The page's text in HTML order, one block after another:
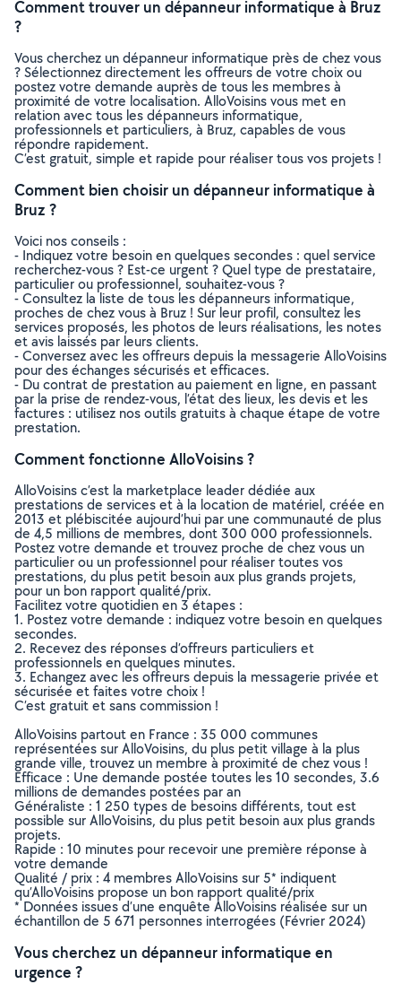
Comment trouver un dépanneur informatique à Bruz
?
Vous cherchez un dépanneur informatique près de chez vous
? Sélectionnez directement les offreurs de votre choix ou
postez votre demande auprès de tous les membres à
proximité de votre localisation. AlloVoisins vous met en
relation avec tous les dépanneurs informatique,
professionnels et particuliers, à Bruz, capables de vous
répondre rapidement.
C’est gratuit, simple et rapide pour réaliser tous vos projets !
Comment bien choisir un dépanneur informatique à
Bruz ?
Voici nos conseils :
- Indiquez votre besoin en quelques secondes : quel service
recherchez-vous ? Est-ce urgent ? Quel type de prestataire,
particulier ou professionnel, souhaitez-vous ?
- Consultez la liste de tous les dépanneurs informatique,
proches de chez vous à Bruz ! Sur leur profil, consultez les
services proposés, les photos de leurs réalisations, les notes
et avis laissés par leurs clients.
- Conversez avec les offreurs depuis la messagerie AlloVoisins
pour des échanges sécurisés et efficaces.
- Du contrat de prestation au paiement en ligne, en passant
par la prise de rendez-vous, l’état des lieux, les devis et les
factures : utilisez nos outils gratuits à chaque étape de votre
prestation.
Comment fonctionne AlloVoisins ?
AlloVoisins c’est la marketplace leader dédiée aux
prestations de services et à la location de matériel, créée en
2013 et plébiscitée aujourd’hui par une communauté de plus
de 4,5 millions de membres, dont 300 000 professionnels.
Postez votre demande et trouvez proche de chez vous un
particulier ou un professionnel pour réaliser toutes vos
prestations, du plus petit besoin aux plus grands projets,
pour un bon rapport qualité/prix.
Facilitez votre quotidien en 3 étapes :
1. Postez votre demande : indiquez votre besoin en quelques
secondes.
2. Recevez des réponses d’offreurs particuliers et
professionnels en quelques minutes.
3. Echangez avec les offreurs depuis la messagerie privée et
sécurisée et faites votre choix !
C’est gratuit et sans commission !
AlloVoisins partout en France : 35 000 communes
représentées sur AlloVoisins, du plus petit village à la plus
grande ville, trouvez un membre à proximité de chez vous !
Efficace : Une demande postée toutes les 10 secondes, 3.6
millions de demandes postées par an
Généraliste : 1 250 types de besoins différents, tout est
possible sur AlloVoisins, du plus petit besoin aux plus grands
projets.
Rapide : 10 minutes pour recevoir une première réponse à
votre demande
Qualité / prix : 4 membres AlloVoisins sur 5* indiquent
qu’AlloVoisins propose un bon rapport qualité/prix
* Données issues d’une enquête AlloVoisins réalisée sur un
échantillon de 5 671 personnes interrogées (Février 2024)
Vous cherchez un dépanneur informatique en
urgence ?